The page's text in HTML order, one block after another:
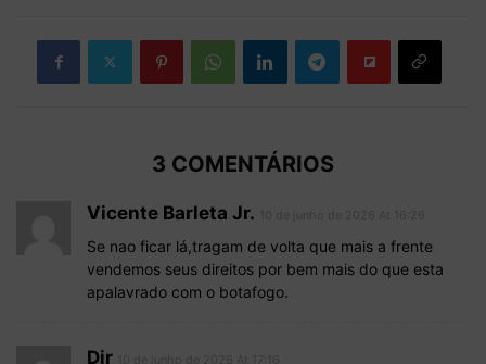
3 COMENTÁRIOS
Vicente Barleta Jr.
Se nao ficar lá,tragam de volta que mais a frente
vendemos seus direitos por bem mais do que esta
apalavrado com o botafogo.
Djr